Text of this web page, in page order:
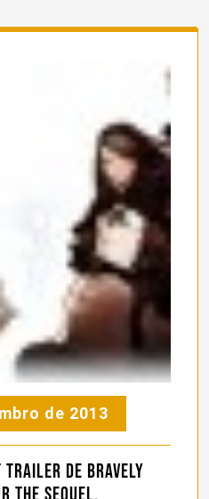
de 2013
Trailer de Bravely